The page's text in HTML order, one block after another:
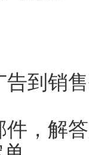
销售
解答